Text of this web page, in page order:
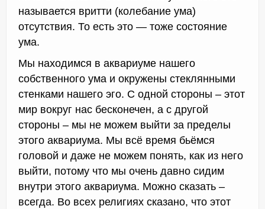
называется вритти (колебание ума)
отсутствия. То есть это — тоже состояние
ума.
Мы находимся в аквариуме нашего
собственного ума и окружены стеклянными
стенками нашего эго. С одной стороны – этот
мир вокруг нас бесконечен, а с другой
стороны – мы не можем выйти за пределы
этого аквариума. Мы всё время бьёмся
головой и даже не можем понять, как из него
выйти, потому что мы очень давно сидим
внутри этого аквариума. Можно сказать –
всегда. Во всех религиях сказано, что этот